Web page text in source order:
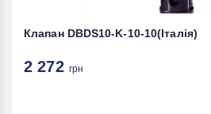
Клапан DBDS10-K-10-10(Італія)
2 272 грн